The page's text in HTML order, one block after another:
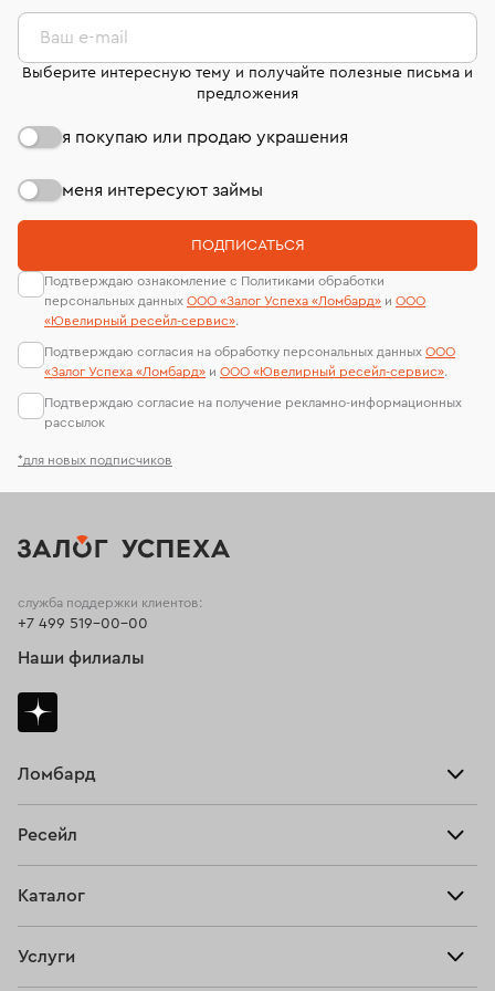
комиссионных украшений и часов смотрите на
странице«Возврат украшений»
лабораторий
*для новых подписчиков
Ваш e-mail
Выберите интересную тему и получайте полезные письма и
предложения
я покупаю или продаю украшения
меня интересуют займы
ПОДПИСАТЬСЯ
Подтверждаю ознакомление с Политиками обработки
персональных данных ООО «Залог Успеха «Ломбард» и ООО
«Ювелирный ресейл-сервиc».
Подтверждаю согласия на обработку персональных данных ООО
«Залог Успеха «Ломбард» и ООО «Ювелирный ресейл-сервиc».
Подтверждаю согласие на получение рекламно-информационных
рассылок
Ломбард
Тарифы
Ресейл
Купить
Каталог
Услуги
служба поддержки клиентов:
+7 499 519-00-00
Наши филиалы